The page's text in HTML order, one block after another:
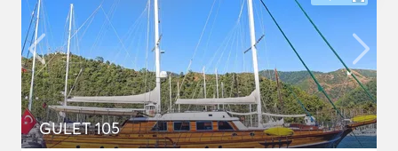
GULET 105